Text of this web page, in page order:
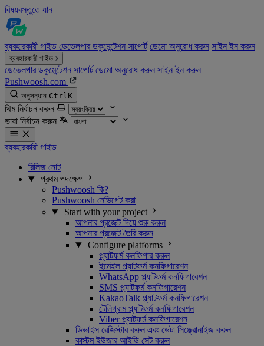
বিষয়বস্তুতে যান
ব্যবহারকারী গাইড ডেভেলপার ডকুমেন্টেশন সাপোর্ট ডেমো অনুরোধ করুন সাইন ইন করুন
ব্যবহারকারী গাইড
ডেভেলপার ডকুমেন্টেশন সাপোর্ট ডেমো অনুরোধ করুন সাইন ইন করুন
Pushwoosh.com
অনুসন্ধান CtrlK
থিম নির্বাচন করুন
ভাষা নির্বাচন করুন
ব্যবহারকারী গাইড
রিলিজ নোট
প্রথম পদক্ষেপ
Pushwoosh কি?
Pushwoosh নেভিগেট করা
Start with your project
আপনার প্রজেক্ট দিয়ে শুরু করুন
আপনার প্রজেক্ট তৈরি করুন
Configure platforms
প্ল্যাটফর্ম কনফিগার করুন
ইমেইল প্ল্যাটফর্ম কনফিগারেশন
WhatsApp প্ল্যাটফর্ম কনফিগারেশন
SMS প্ল্যাটফর্ম কনফিগারেশন
KakaoTalk প্ল্যাটফর্ম কনফিগারেশন
টেলিগ্রাম প্ল্যাটফর্ম কনফিগারেশন
Viber প্ল্যাটফর্ম কনফিগারেশন
ডিভাইস রেজিস্টার করুন এবং ডেটা সিঙ্ক্রোনাইজ করুন
কাস্টম ইউজার আইডি সেট করুন